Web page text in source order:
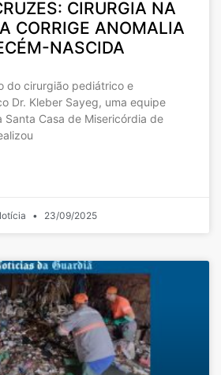
CIRURGIA NA
CORRIGE ANOMALIA
NASCIDA
do cirurgião pediátrico e
Dr. Kleber Sayeg, uma equipe
Santa Casa de Misericórdia de
23/09/2025